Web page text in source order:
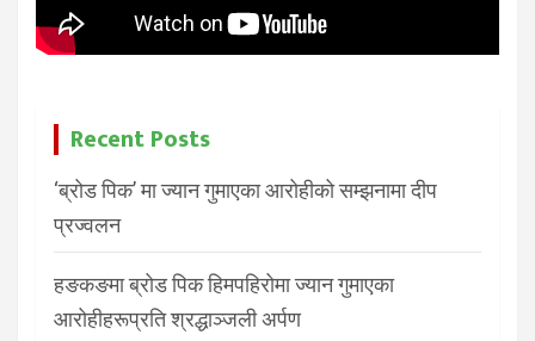
Recent Posts
‘ब्रोड पिक’ मा ज्यान गुमाएका आरोहीको सम्झनामा दीप
प्रज्वलन
हङकङमा ब्रोड पिक हिमपहिरोमा ज्यान गुमाएका
आरोहीहरूप्रति श्रद्धाञ्जली अर्पण